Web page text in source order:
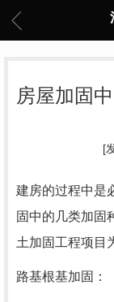
房屋加固
[
建房的过程中是
固中的几类加固
土加固工程项目
路基根基加固：